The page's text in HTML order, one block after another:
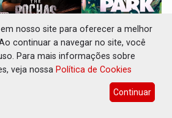
PUB: Happy Friday,
e Especial Linkin Park
nosso site para oferecer a melhor
continuar a navegar no site, você
Para mais informações sobre
veja nossa Política de Cookies
Continuar